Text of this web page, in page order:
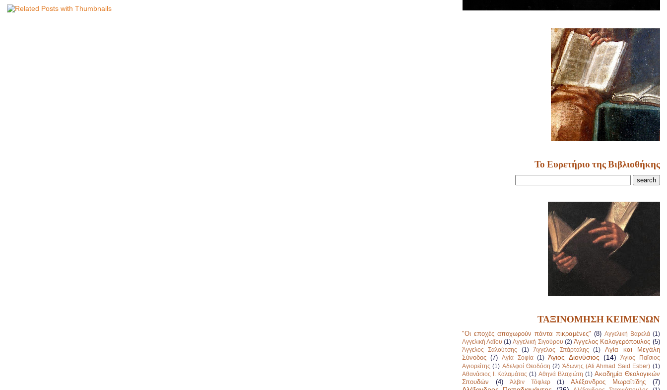
Το Ευρετήριο της Βιβλιοθήκης
ΤΑΞΙΝΟΜΗΣΗ ΚΕΙΜΕΝΩΝ
"Οι εποχές αποχωρούν πάντα πικραμένες" (8) Αγγελική Βαρελά (1)
Αγγελική Λαΐου (1) Αγγελική Σιγούρου (2) Άγγελος Καλογερόπουλος (5)
Άγγελος Σαλούτσης (1) Άγγελος Σπάρταλης (1)
Αγία και Μεγάλη
Σύνοδος (7) Αγία Σοφία (1) Άγιος Διονύσιος (14)
Άγιος Παΐσιος
Αγιορείτης (1) Αδελφοί Θεοδόση (2) Άδωνης (Ali Ahmad Said Esber) (1)
Αθανάσιος Ι. Καλαμάτας (1) Αθηνά Βλαχιώτη (1) Ακαδημία Θεολογικών
Σπουδών
(4) Άλβιν Τόφλερ (1) Αλέξανδρος Μωραϊτίδης (7)